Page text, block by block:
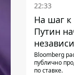
22:33
На шаг к
Путин
Bloomberg
публично
по ставке.